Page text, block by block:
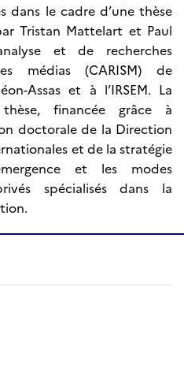
dans le cadre d’une thèse
Tristan Mattelart et Paul
et de recherches
médias (CARISM) de
Assas et à l’IRSEM. La
financée grâce à
doctorale de la Direction
et de la stratégie
et les modes
spécialisés dans la